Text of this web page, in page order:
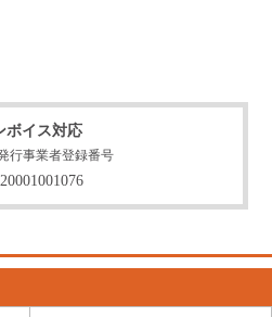
ボイス対応
行事業者登録番号